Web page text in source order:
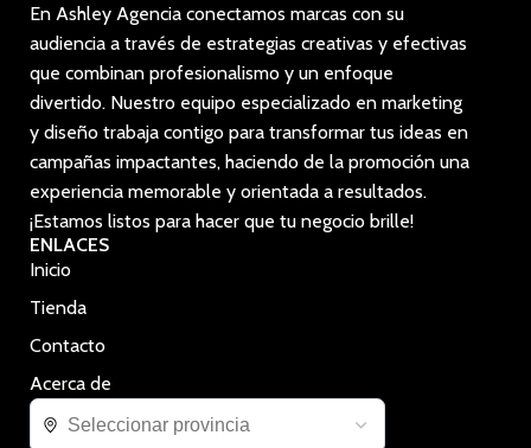
En Ashley Agencia conectamos marcas con su
audiencia a través de estrategias creativas y efectivas
que combinan profesionalismo y un enfoque
divertido. Nuestro equipo especializado en marketing
y diseño trabaja contigo para transformar tus ideas en
campañas impactantes, haciendo de la promoción una
experiencia memorable y orientada a resultados.
¡Estamos listos para hacer que tu negocio brille!
ENLACES
Inicio
Tienda
Contacto
Acerca de